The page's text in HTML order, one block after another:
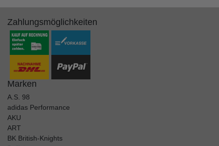
Zahlungsmöglichkeiten
Marken
A.S. 98
adidas Performance
AKU
ART
BK British-Knights